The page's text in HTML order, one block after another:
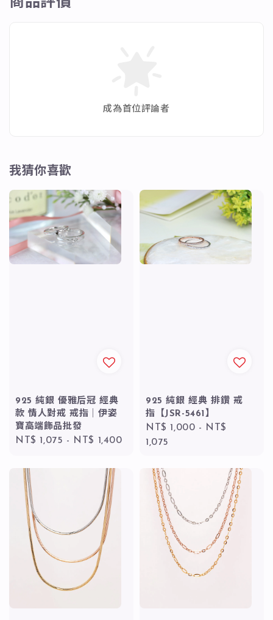
✨黑尖晶➡增強洞察力、保持毅力。這種顏色具有保
成為首位評論者
我猜你喜歡
925 純銀 優雅后冠 經典
款 情人對戒 戒指｜伊姿
寶高端飾品批發
Regular
NT$ 1,075 - NT$ 1,400
925 純銀 經典 排鑽 戒
指【JSR-5461】
Regular
price
NT$ 1,000 - NT$
1,075